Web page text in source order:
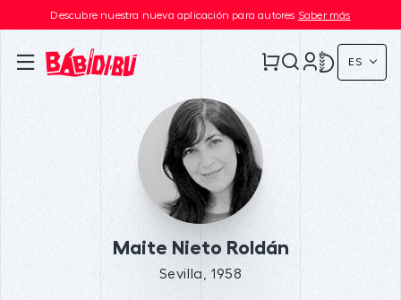
Descubre nuestra nueva aplicación para autores Saber más
ES
Maite Nieto Roldán
Sevilla, 1958